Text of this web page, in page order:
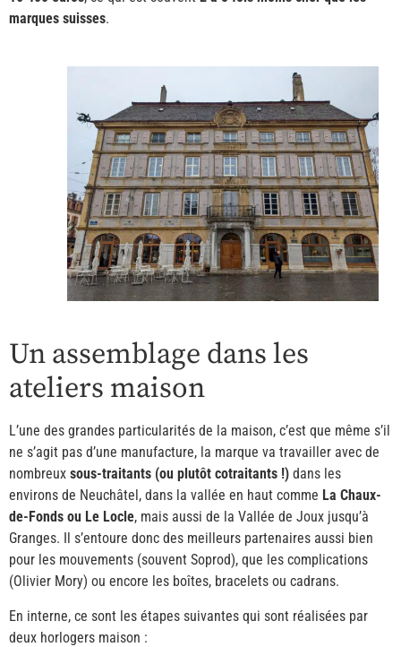
marques suisses.
Un assemblage dans les
ateliers maison
L’une des grandes particularités de la maison, c’est que même s’il
ne s’agit pas d’une manufacture, la marque va travailler avec de
nombreux sous-traitants (ou plutôt cotraitants !) dans les
environs de Neuchâtel, dans la vallée en haut comme La Chaux-
de-Fonds ou Le Locle, mais aussi de la Vallée de Joux jusqu’à
Granges. Il s’entoure donc des meilleurs partenaires aussi bien
pour les mouvements (souvent Soprod), que les complications
(Olivier Mory) ou encore les boîtes, bracelets ou cadrans.
En interne, ce sont les étapes suivantes qui sont réalisées par
deux horlogers maison :